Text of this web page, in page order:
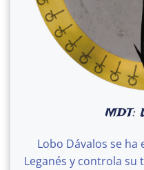
MDT:
Lobo Dávalos se
Leganés y controla